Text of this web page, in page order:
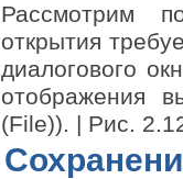
Рассмотрим
открытия
диалогового
отображения
(File)). | Рис.